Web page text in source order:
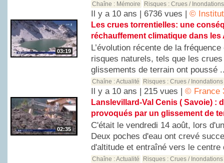
Chaîne : Mémoire Risques :Crues / Inondations
Il y a 10 ans | 6736 vues |©
03:19
Les crues torrentielles: une
réchauffement climatique dans les
L’évolution récente de la
risques naturels, tels que les
glissements de terrain ont poussé
Chaîne :Actualité Risques :Crues / Inondations
Il y a 10 ans | 215 vues |© France
02:35
Lanslevillard-Val Cenis ( Savoie) :
provoqués par un glissement de
C'était le vendredi 14 août, lors
Deux poches d'eau ont crevé
d'altitude et entraîné vers le centre
Chaîne :Actualité Risques :Crues / Inondations